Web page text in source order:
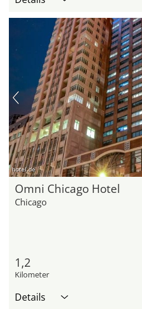
hotel.de
Omni Chicago Hotel
Chicago
1,2
Kilometer
Details